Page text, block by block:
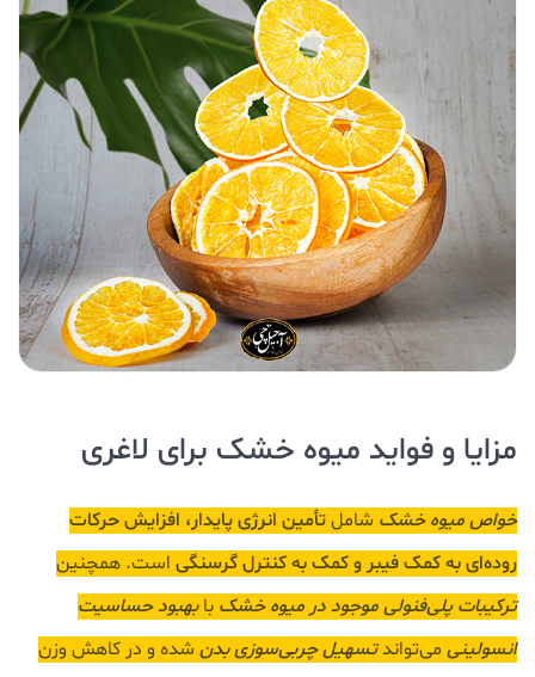
مزایا و فواید میوه خشک برای لاغری
خواص میوه خشک شاملتأمین انرژی پایدار، افزایش حرکات
روده‌ای به کمک فیبر و کمک به کنترل گرسنگی است. همچنین
ترکیبات پلی‌فنولی موجود در میوه خشک بابهبود حساسیت
انسولینی می‌تواندتسهیلچربی‌سوزی بدن شده و در کاهش وزن